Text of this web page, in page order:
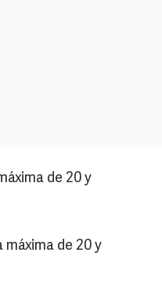
de 20 y
de 20 y